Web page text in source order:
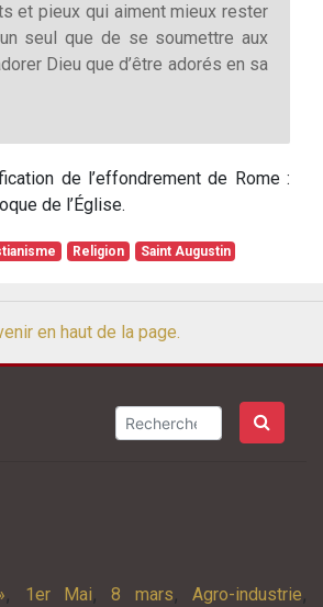
et pieux qui aiment mieux rester
seul que de se soumettre aux
Dieu que d’être adorés en sa
de l’effondrement de Rome :
de l’Église.
Religion Saint Augustin
en haut de la page.
, 1er Mai,8 mars, Agro-industrie,